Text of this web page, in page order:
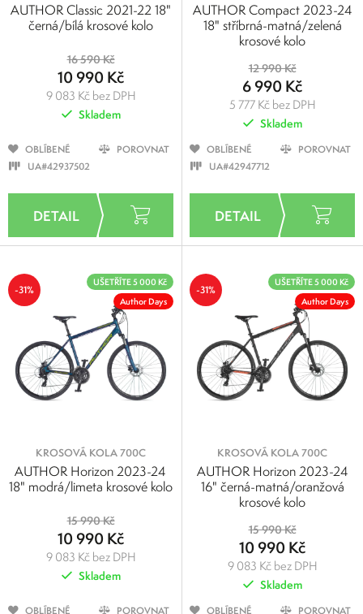
AUTHOR Classic 2021-22 18"
černá/bílá krosové kolo
16 590 Kč
10 990 Kč
9 083 Kč bez DPH
Skladem
OBLÍBENÉ
POROVNAT
UA#42937502
AUTHOR Compact 2023-24
18" stříbrná-matná/zelená
krosové kolo
12 990 Kč
6 990 Kč
5 777 Kč bez DPH
Skladem
OBLÍBENÉ
POROVNAT
UA#42947712
-31%
UŠETŘÍTE 5 000 Kč
Author Days
KROSOVÁ KOLA 700C
AUTHOR Horizon 2023-24
18" modrá/limeta krosové kolo
15 990 Kč
10 990 Kč
9 083 Kč bez DPH
Skladem
OBLÍBENÉ POROVNAT
-31%
UŠETŘÍTE 5 000 Kč
Author Days
KROSOVÁ KOLA 700C
AUTHOR Horizon 2023-24
16" černá-matná/oranžová
krosové kolo
15 990 Kč
10 990 Kč
9 083 Kč bez DPH
Skladem
OBLÍBENÉ POROVNAT